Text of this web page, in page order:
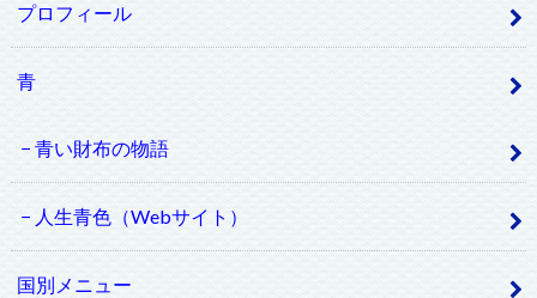
プロフィール
青
青い財布の物語
人生青色（Webサイト）
国別メニュー